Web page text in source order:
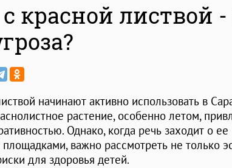
красной листвой
начинают активно использовать в
растение, особенно летом,
Однако, когда речь заходит о ее
важно рассмотреть не только
для здоровья детей.